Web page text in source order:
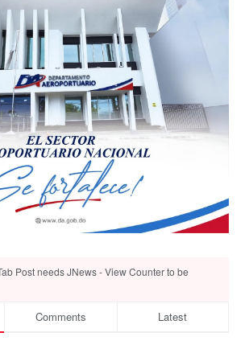
Post needs JNews - View Counter to be
Comments Latest